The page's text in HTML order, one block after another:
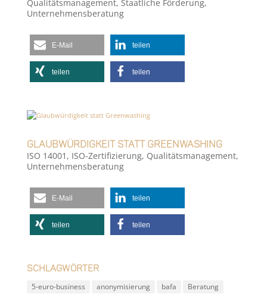
Qualitätsmanagement, Staatliche Förderung,
Unternehmensberatung
E-Mail teilen
teilen teilen
Glaubwürdigkeit statt Greenwashing
ISO 14001 , ISO-Zertifizierung, Qualitätsmanagement,
Unternehmensberatung
E-Mail teilen
teilen teilen
Schlagwörter
5-euro-business anonymisierung bafa
Beratung